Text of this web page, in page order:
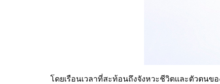
โดยเรือนเวลาที่สะท้อนถึงจังหวะชีวิตและตัวตนข